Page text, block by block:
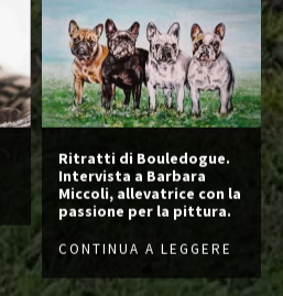
Ritratti di Bouledogue.
Intervista a Barbara
Miccoli, allevatrice con la
passione per la pittura.
CONTINUA A LEGGERE